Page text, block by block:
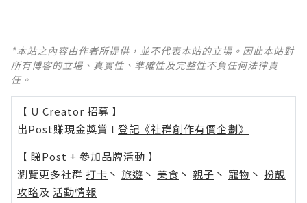
*本站之內容由作者所提供，並不代表本站的立場。因此本站對
所有博客的立場、真實性、準確性及完整性不負任何法律責
任。
【 U Creator 招募 】
出Post賺現金獎賞 l 登記《社群創作有價企劃》
【 睇Post + 參加品牌活動 】
瀏覽更多社群 打卡 丶 旅遊 丶 美食 丶 親子 丶 寵物 丶 扮靚
攻略及 活動情報